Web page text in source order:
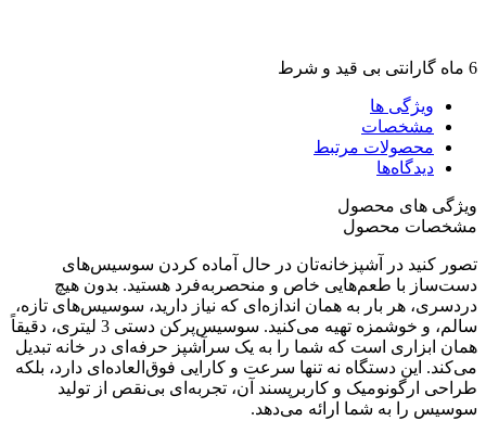
6 ماه گارانتی بی قید و شرط
ویژگی ها
مشخصات
محصولات مرتبط
دیدگاه‌ها
ویژگی های محصول
مشخصات محصول
تصور کنید در آشپزخانه‌تان در حال آماده کردن سوسیس‌های
دست‌ساز با طعم‌هایی خاص و منحصر‌به‌فرد هستید. بدون هیچ
دردسری، هر بار به همان اندازه‌ای که نیاز دارید، سوسیس‌های تازه،
سالم، و خوشمزه تهیه می‌کنید. سوسیس‌پرکن دستی 3 لیتری، دقیقاً
همان ابزاری است که شما را به یک سرآشپز حرفه‌ای در خانه تبدیل
می‌کند. این دستگاه نه تنها سرعت و کارایی فوق‌العاده‌ای دارد، بلکه
طراحی ارگونومیک و کاربرپسند آن، تجربه‌ای بی‌نقص از تولید
سوسیس را به شما ارائه می‌دهد.